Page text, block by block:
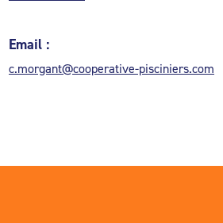
Email :
c.morgant@cooperative-pisciniers.com